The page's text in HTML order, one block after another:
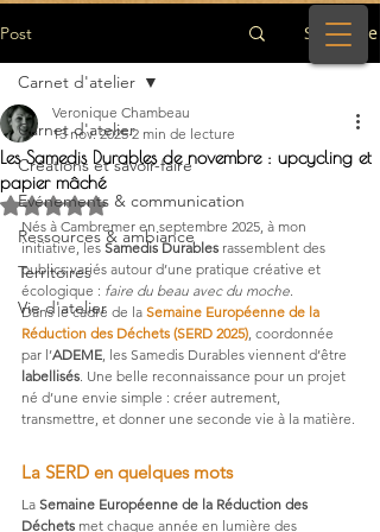
Post S'inscrire
Carnet d'atelier
Créations et savoir-faire
Evénements & communication
Ressources & ambiance
Territoires
Vie d'atelier
Carnet d'atelier
Les Samedis Durables de novembre : upcycling et
papier mâché
Veronique Chambeau
13 nov. 2025 2 min de lecture
Noté NaN étoiles sur 5.
Nés à Cambremer en septembre 2025, à mon
initiative, les Samedis Durables rassemblent des
publics variés autour d’une pratique créative et
écologique : faire du beau avec du moche.
Dans le cadre de la Semaine Européenne de la
Réduction des Déchets (SERD 2025), coordonnée
par l’ADEME, les Samedis Durables viennent d’être
labellisés. Une belle reconnaissance pour un projet
né d’une envie simple : créer autrement,
transmettre, et donner une seconde vie à la matière.
La SERD en quelques mots
La Semaine Européenne de la Réduction des
Déchets met chaque année en lumière des